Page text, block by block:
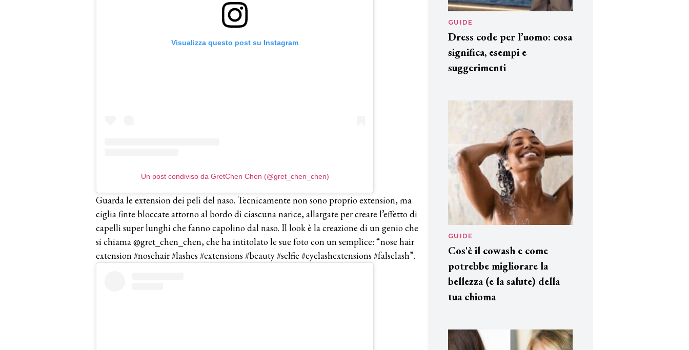
Visualizza questo post su Instagram
Un post condiviso da GretChen Chen (@gret_chen_chen)
Guarda le extension dei peli del naso. Tecnicamente non sono proprio extension, ma
ciglia finte bloccate attorno al bordo di ciascuna narice, allargate per creare l’effetto di
capelli super lunghi che fanno capolino dal naso. Il look è la creazione di un genio che
si chiama @gret_chen_chen, che ha intitolato le sue foto con un semplice: “nose hair
extension #nosehair #lashes #extensions #beauty #selfie #eyelashextensions #falselash”.
GUIDE
Dress code per l’uomo: cosa
significa, esempi e
suggerimenti
GUIDE
Cos'è il cowash e come
potrebbe migliorare la
bellezza (e la salute) della
tua chioma